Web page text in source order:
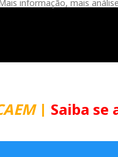
informação, mais
| Saiba se